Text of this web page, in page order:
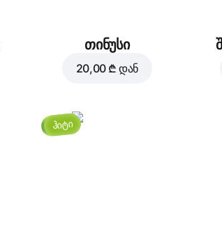
თინუსი
20,00 ₾ დან
ჰიტი